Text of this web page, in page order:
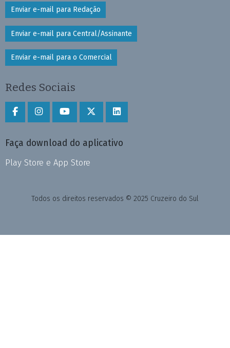
Enviar e-mail para Redação
Enviar e-mail para Central/Assinante
Enviar e-mail para o Comercial
Redes Sociais
Faça download do aplicativo
Play Store e App Store
Todos os direitos reservados © 2025 Cruzeiro do Sul